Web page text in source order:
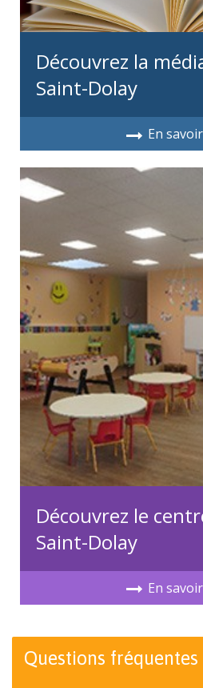
Découvrez la
Saint-Dolay
En
Découvrez le
Saint-Dolay
En
Questions fréquentes